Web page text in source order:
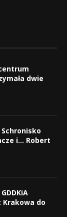
dwie
i… Robert
Krakowa do